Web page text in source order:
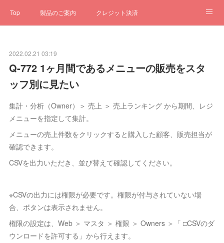
Top 製品のご案内 クレジット決済
2022.02.21 03:19
Q-772 1ヶ月間であるメニューの販売をスタ
ッフ別に見たい
集計・分析（Owner）＞ 売上 ＞ 売上ランキング から期間、レジ
メニューを指定して集計。
メニューの売上件数をクリックすると購入した顧客、販売担当が
確認できます。
CSVを出力いただき、並び替えて確認してください。
※CSVの出力には権限が必要です。権限が付与されていない場
合、ボタンは表示されません。
権限の設定は、Web ＞ マスタ ＞ 権限 ＞ Owners ＞「 □CSVのダ
ウンロードを許可する」から行えます。